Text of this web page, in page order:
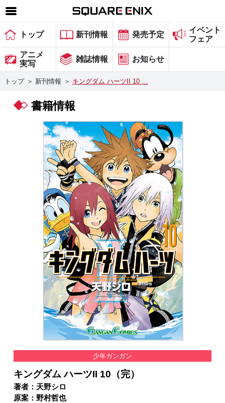
SQUARE ENIX 公式サイトメニュー
ゲーム
マガジン＆ブックス
グッズ
会社情報 採用情報
スクウェア・エニックス サイト内検索
トップ 新刊情報 発売予定
イベント
フェア
アニメ
実写
雑誌情報 お知らせ
トップ ＞ 新刊情報 ＞ キングダム ハーツII 10 …
書籍情報
少年ガンガン
キングダム ハーツII 10（完）
著者：天野シロ
原案：野村哲也